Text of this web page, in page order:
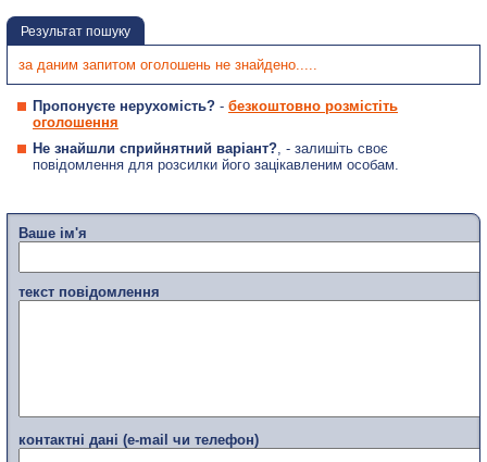
Результат пошуку
за даним запитом оголошень не знайдено.....
Пропонуєте нерухомість? - безкоштовно розмістіть
оголошення
Не знайшли сприйнятний варіант?, - залишіть своє
повідомлення для розсилки його зацікавленим особам.
Ваше ім'я
текст повідомлення
контактні дані (e-mail чи телефон)